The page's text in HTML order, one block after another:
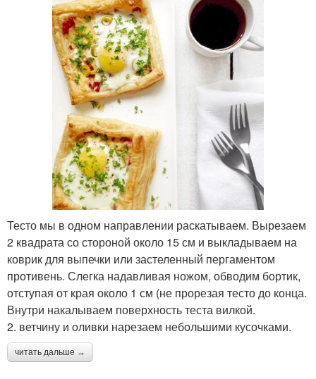
Тесто мы в одном направлении раскатываем. Вырезаем
2 квадрата со стороной около 15 см и выкладываем на
коврик для выпечки или застеленный пергаментом
противень. Слегка надавливая ножом, обводим бортик,
отступая от края около 1 см (не прорезая тесто до конца.
Внутри накалываем поверхность теста вилкой.
2. ветчину и оливки нарезаем небольшими кусочками.
читать дальше →